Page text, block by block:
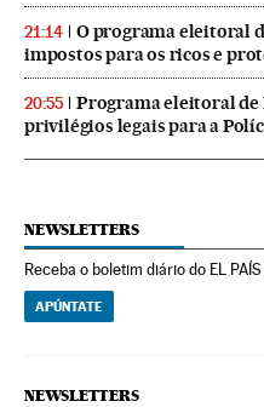
21:14
O programa eleitoral
impostos para os ricos e
20:55
Programa eleitoral de
privilégios legais para a
NEWSLETTERS
Receba o boletim diário do EL PAÍS
APÚNTATE
NEWSLETTERS